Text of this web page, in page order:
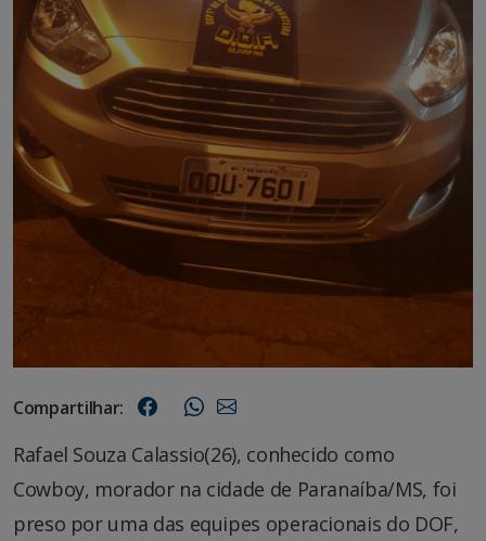
Compartilhar:
Rafael Souza Calassio(26), conhecido como
Cowboy, morador na cidade de Paranaíba/MS, foi
preso por uma das equipes operacionais do DOF,